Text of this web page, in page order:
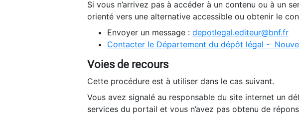
Si vous n’arrivez pas à accéder à un contenu ou à un
orienté vers une alternative accessible ou obtenir le
Envoyer un message : depotlegal.editeur@bnf.fr
Contacter le Département du dépôt légal -
Voies de recours
Cette procédure est à utiliser dans le cas suivant.
Vous avez signalé au responsable du site internet un
services du portail et vous n’avez pas obtenu de